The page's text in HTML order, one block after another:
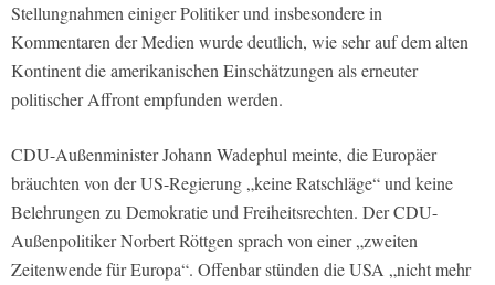
Stellungnahmen einiger Politiker und insbesondere in
Kommentaren der Medien wurde deutlich, wie sehr auf dem alten
Kontinent die amerikanischen Einschätzungen als erneuter
politischer Affront empfunden werden.
CDU-Außenminister Johann Wadephul meinte, die Europäer
bräuchten von der US-Regierung „keine Ratschläge“ und keine
Belehrungen zu Demokratie und Freiheitsrechten. Der CDU-
Außenpolitiker Norbert Röttgen sprach von einer „zweiten
Zeitenwende für Europa“. Offenbar stünden die USA „nicht mehr